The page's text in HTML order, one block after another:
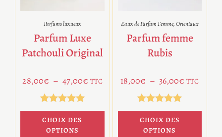
Parfums luxueux
Parfum Luxe
Patchouli Original
28,00€ – 47,00€ TTC
Note5.00
sur 5
CHOIX DES
OPTIONS
Eaux de Parfum Femme,Orientaux
Parfum femme
Rubis
18,00€ – 36,00€ TTC
Note5.00
sur 5
CHOIX DES
OPTIONS